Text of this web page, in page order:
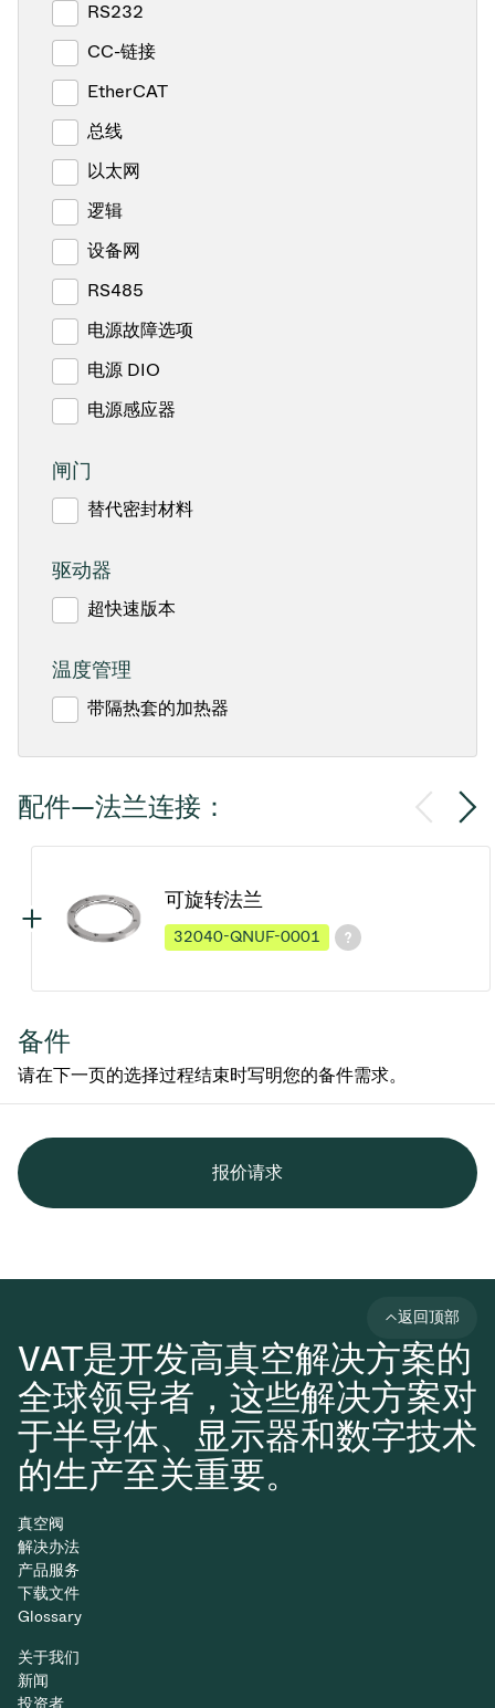
RS232
CC-链接
EtherCAT
总线
以太网
逻辑
设备网
RS485
电源故障选项
电源 DIO
电源感应器
闸门
替代密封材料
驱动器
超快速版本
温度管理
带隔热套的加热器
配件—法兰连接：
可旋转法兰
32040-QNUF-0001
备件
请在下一页的选择过程结束时写明您的备件需求。
报价请求
VAT是开发高真空解决方案的
全球领导者，这些解决方案对
于半导体、显示器和数字技术
的生产至关重要。
返回顶部
真空阀
解决办法
产品服务
下载文件
Glossary
关于我们
新闻
投资者